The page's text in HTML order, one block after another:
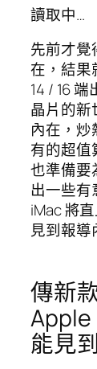
讀取中…
先前才覺
在，結果
14 / 16
晶片的新
內在，炒
有的超值
也準備要
出一些有
iMac 將
見到報導
傳新
Apple
能見到